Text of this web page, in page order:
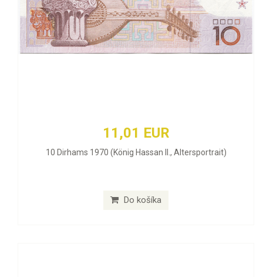
11,01 EUR
10 Dirhams 1970 (König Hassan II., Altersportrait)
Do košíka